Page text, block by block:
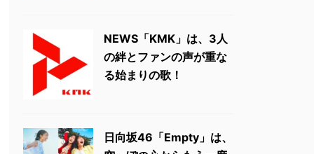
NEWS「KMK」は、3人
の絆とファンの声が重な
る始まりの歌！
日向坂46「Empty」は、